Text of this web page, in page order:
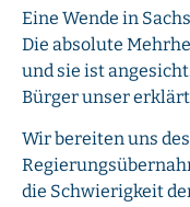
Eine Wende in
Die absolute
und sie ist
Bürger unser
Wir bereiten uns
die Schwierigkeit